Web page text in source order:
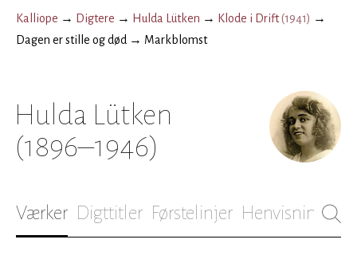
Kalliope → Digtere → Hulda Lütken → Klode i Drift(1941) →
Dagen er stille og død → Markblomst
Hulda Lütken
(1896–1946)
Værker Digttitler Førstelinjer Henvisninger